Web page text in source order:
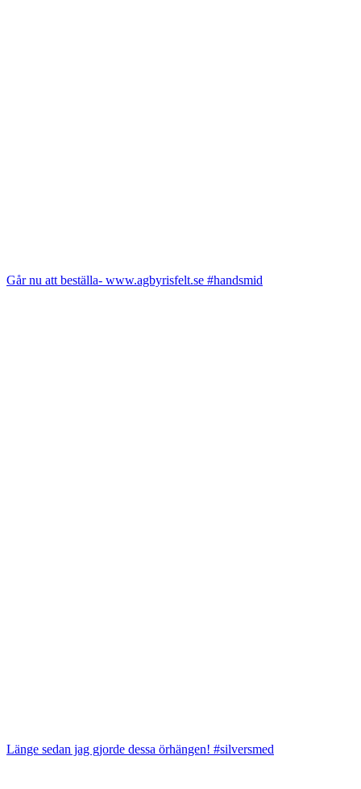
Går nu att beställa- www.agbyrisfelt.se #handsmid
Länge sedan jag gjorde dessa örhängen! #silversmed